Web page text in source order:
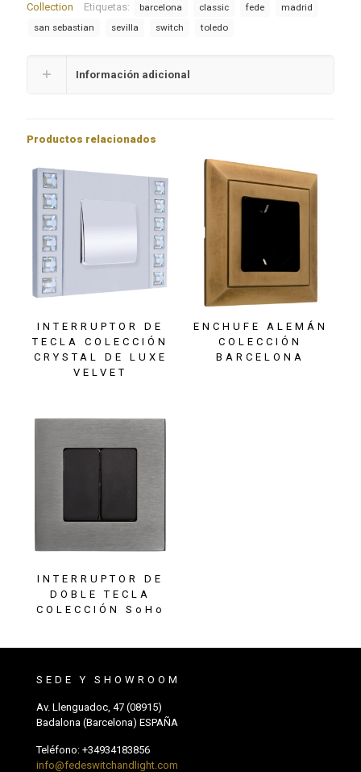
Collection
Etiquetas: barcelona classic fede
madrid
san sebastian
sevilla switch toledo
Información adicional
Productos relacionados
INTERRUPTOR DE
TECLA COLECCIÓN
CRYSTAL DE LUXE
VELVET
ENCHUFE ALEMÁN
COLECCIÓN
BARCELONA
INTERRUPTOR DE
DOBLE TECLA
COLECCIÓN SoHo
SEDE Y SHOWROOM
Av. Llenguadoc, 47 (08915)
Badalona (Barcelona) ESPAÑA
Teléfono: +34934183856
info@fedeswitchandlight.com